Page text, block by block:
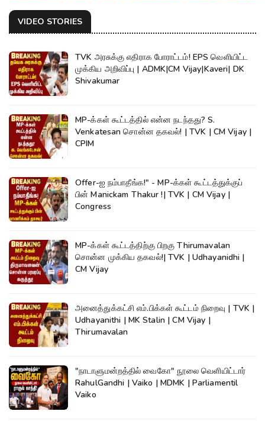
VIDEO STORIES
TVK அரசுக்கு எதிராக போராட்டம்! EPS வெளியிட்ட
முக்கிய அறிவிப்பு | ADMK|CM Vijay|Kaveri| DK
Shivakumar
MP-க்கள் கூட்டத்தில் என்ன நடந்தது? S.
Venkatesan சொன்ன தகவல்! | TVK | CM Vijay |
CPIM
Offer-ஐ நம்பாதீங்க!" - MP-க்கள் கூட்டத்துக்குப்
பின் Manickam Thakur !| TVK | CM Vijay |
Congress
MP-க்கள் கூட்டத்திற்கு பிறகு Thirumavalan
சொன்ன முக்கிய தகவல்!| TVK | Udhayanidhi |
CM Vijay
அனைத்துக்கட்சி எம்.பிக்கள் கூட்டம் நிறைவு | TVK |
Udhayanithi | MK Stalin | CM Vijay |
Thirumavalan
"நாடாளுமன்றத்தில் வைகோ" நூலை வெளியிட்டார்
RahulGandhi | Vaiko | MDMK | Parliamentil
Vaiko